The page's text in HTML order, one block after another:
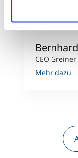
CEO
Mehr dazu